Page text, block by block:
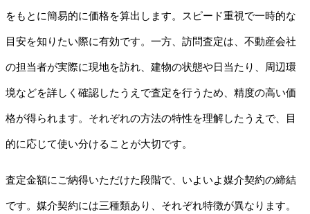
をもとに簡易的に価格を算出します。スピード重視で一時的な
目安を知りたい際に有効です。一方、訪問査定は、不動産会社
の担当者が実際に現地を訪れ、建物の状態や日当たり、周辺環
境などを詳しく確認したうえで査定を行うため、精度の高い価
格が得られます。それぞれの方法の特性を理解したうえで、目
的に応じて使い分けることが大切です。
査定金額にご納得いただけた段階で、いよいよ媒介契約の締結
です。媒介契約には三種類あり、それぞれ特徴が異なります。